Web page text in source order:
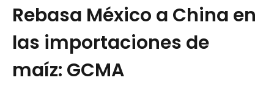
Rebasa México a China en
las importaciones de
maíz: GCMA